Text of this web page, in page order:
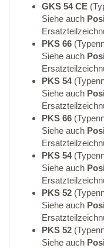
GKS 54 CE
Siehe auch
PKS 66
Siehe auch
PKS 54
Siehe auch
PKS 66
Siehe auch
PKS 54
Siehe auch
PKS 52
Siehe auch
PKS 52
Siehe auch